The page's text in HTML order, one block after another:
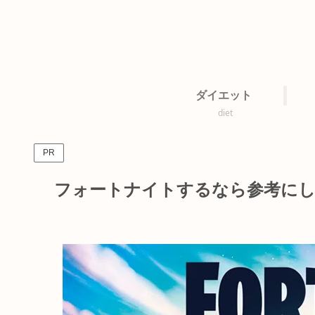
ダイエット
diet
PR
フォートナイトするなら参考に